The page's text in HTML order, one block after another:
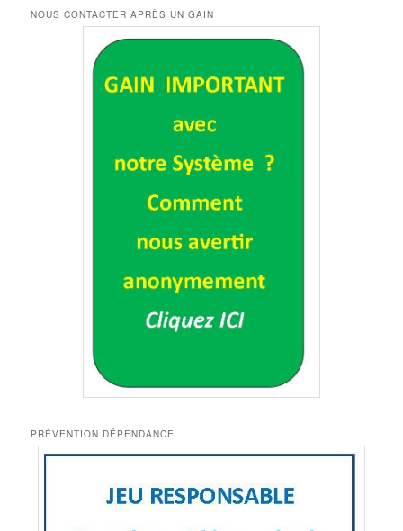
NOUS CONTACTER APRÈS UN GAIN
PRÉVENTION DÉPENDANCE